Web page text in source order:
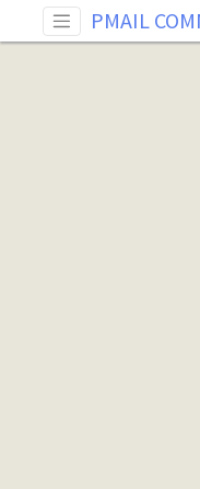
PMAIL
Tag: social media